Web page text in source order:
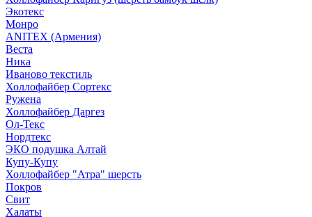
Экотекс
Монро
ANITEX (Армения)
Веста
Ника
Иваново текстиль
Холлофайбер Сортекс
Ружена
Холлофайбер Даргез
Ол-Текс
Нордтекс
ЭКО подушка Алтай
Купу-Купу
Холлофайбер "Атра" шерсть
Покров
Свит
Халаты